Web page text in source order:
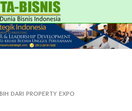
DARI PROPERTY EXPO